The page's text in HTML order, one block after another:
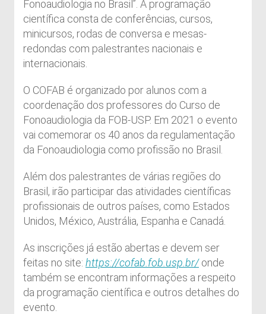
Fonoaudiologia no Brasil”. A programação
científica consta de conferências, cursos,
minicursos, rodas de conversa e mesas-
redondas com palestrantes nacionais e
internacionais.
O COFAB é organizado por alunos com a
coordenação dos professores do Curso de
Fonoaudiologia da FOB-USP. Em 2021 o evento
vai comemorar os 40 anos da regulamentação
da Fonoaudiologia como profissão no Brasil.
Além dos palestrantes de várias regiões do
Brasil, irão participar das atividades científicas
profissionais de outros países, como Estados
Unidos, México, Austrália, Espanha e Canadá.
As inscrições já estão abertas e devem ser
feitas no site: https://cofab.fob.usp.br/onde
também se encontram informações a respeito
da programação científica e outros detalhes do
evento.